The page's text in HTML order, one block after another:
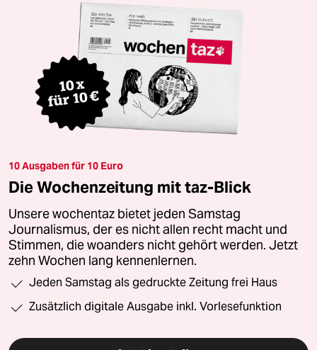
10 Ausgaben für 10 Euro
Die Wochenzeitung mit taz-Blick
Unsere wochentaz bietet jeden Samstag
Journalismus, der es nicht allen recht macht und
Stimmen, die woanders nicht gehört werden. Jetzt
zehn Wochen lang kennenlernen.
Jeden Samstag als gedruckte Zeitung frei Haus
Zusätzlich digitale Ausgabe inkl. Vorlesefunktion